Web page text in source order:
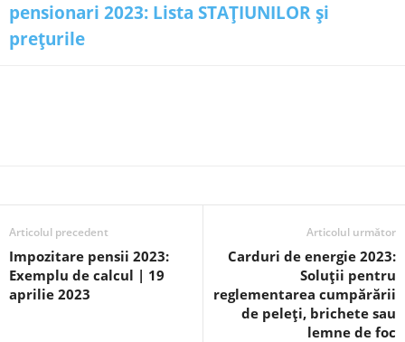
pensionari 2023: Lista STAȚIUNILOR și
prețurile
Articolul precedent
Impozitare pensii 2023:
Exemplu de calcul | 19
aprilie 2023
Articolul următor
Carduri de energie 2023:
Soluții pentru
reglementarea cumpărării
de peleți, brichete sau
lemne de foc